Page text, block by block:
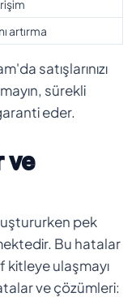
artırma
satışlarınızı
sürekli
eder.
ve
pek
Bu hatalar
kitleye ulaşmayı
ve çözümleri: